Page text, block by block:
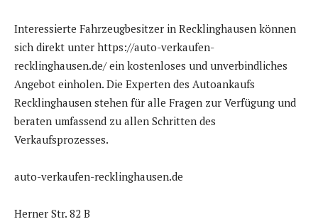
Interessierte Fahrzeugbesitzer in Recklinghausen können
sich direkt unter https://auto-verkaufen-
recklinghausen.de/ ein kostenloses und unverbindliches
Angebot einholen. Die Experten des Autoankaufs
Recklinghausen stehen für alle Fragen zur Verfügung und
beraten umfassend zu allen Schritten des
Verkaufsprozesses.
auto-verkaufen-recklinghausen.de
Herner Str. 82 B